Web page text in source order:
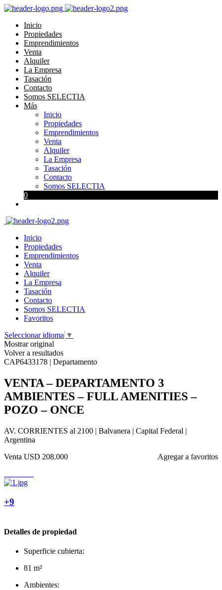
Inicio
Propiedades
Emprendimientos
Venta
Alquiler
La Empresa
Tasación
Contacto
Somos SELECTIA
Más
Inicio
Propiedades
Emprendimientos
Venta
Alquiler
La Empresa
Tasación
Contacto
Somos SELECTIA
0
Inicio
Propiedades
Emprendimientos
Venta
Alquiler
La Empresa
Tasación
Contacto
Somos SELECTIA
Favoritos
Seleccionar idioma ▼
Mostrar original
Volver a resultados
CAP6433178 | Departamento
VENTA – DEPARTAMENTO 3
AMBIENTES – FULL AMENITIES –
POZO – ONCE
AV. CORRIENTES al 2100 | Balvanera | Capital Federal |
Argentina
Agregar a favoritos
Venta USD 208.000
+9
Detalles de propiedad
Superficie cubierta:
81 m²
Ambientes: